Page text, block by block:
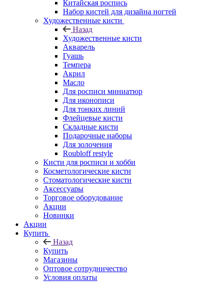
Китайская роспись
Набор кистей для дизайна ногтей
Художественные кисти
Назад
Художественные кисти
Акварель
Гуашь
Темпера
Акрил
Масло
Для росписи миниатюр
Для иконописи
Для тонких линий
Флейцевые кисти
Складные кисти
Подарочные наборы
Для золочения
Roubloff restyle
Кисти для росписи и хобби
Косметологические кисти
Стоматологические кисти
Аксессуары
Торговое оборудование
Акции
Новинки
Акции
Купить
Назад
Купить
Магазины
Оптовое сотрудничество
Условия оплаты